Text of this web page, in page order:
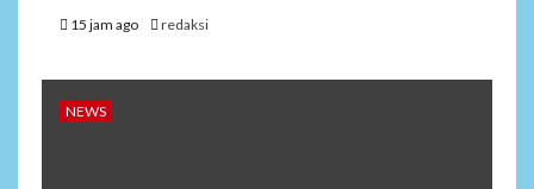
15 jam ago redaksi
NEWS